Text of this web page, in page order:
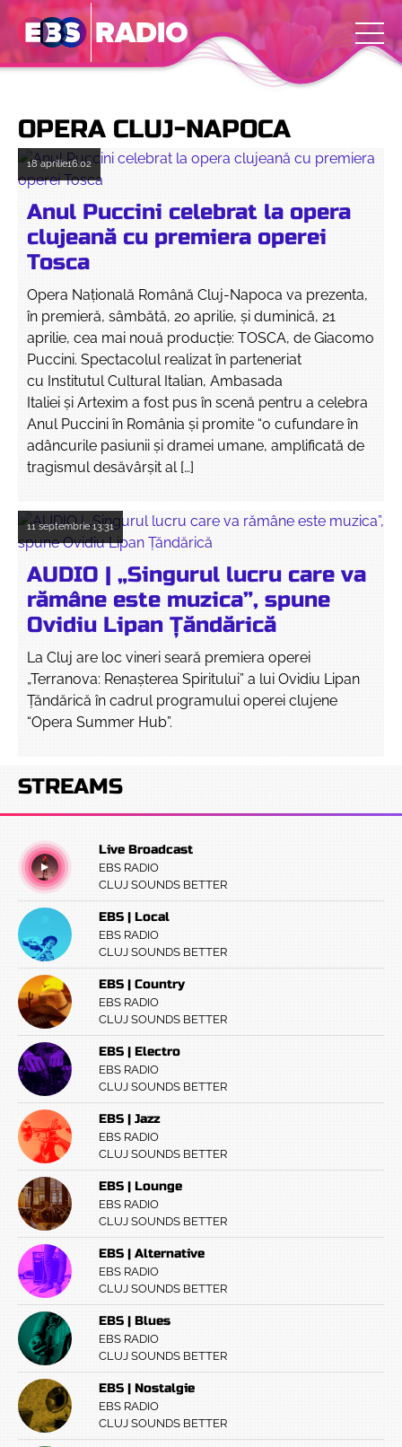
OPERA CLUJ-NAPOCA
18 aprilie16:02
Anul Puccini celebrat la opera
clujeană cu premiera operei
Tosca
Opera Națională Română Cluj-Napoca va prezenta,
în premieră, sâmbătă, 20 aprilie, şi duminică, 21
aprilie, cea mai nouă producţie: TOSCA, de Giacomo
Puccini. Spectacolul realizat în parteneriat
cu Institutul Cultural Italian, Ambasada
Italiei și Artexim a fost pus în scenă pentru a celebra
Anul Puccini în România şi promite “o cufundare în
adâncurile pasiunii și dramei umane, amplificată de
tragismul desăvârșit al […]
11 septembrie13:31
AUDIO | „Singurul lucru care va
rămâne este muzica”, spune
Ovidiu Lipan Țăndărică
La Cluj are loc vineri seară premiera operei
„Terranova: Renașterea Spiritului” a lui Ovidiu Lipan
Țăndărică în cadrul programului operei clujene
“Opera Summer Hub”.
STREAMS
Live Broadcast
EBS RADIO
CLUJ SOUNDS BETTER
EBS | Local
EBS RADIO
CLUJ SOUNDS BETTER
EBS | Country
EBS RADIO
CLUJ SOUNDS BETTER
EBS | Electro
EBS RADIO
CLUJ SOUNDS BETTER
EBS | Jazz
EBS RADIO
CLUJ SOUNDS BETTER
EBS | Lounge
EBS RADIO
CLUJ SOUNDS BETTER
EBS | Alternative
EBS RADIO
CLUJ SOUNDS BETTER
EBS | Blues
EBS RADIO
CLUJ SOUNDS BETTER
EBS | Nostalgie
EBS RADIO
CLUJ SOUNDS BETTER